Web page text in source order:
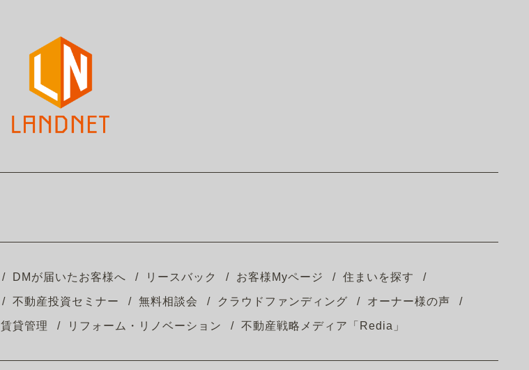
DMが届いたお客様へ リースバック お客様Myページ 住まいを探す
不動産投資セミナー 無料相談会 クラウドファンディング オーナー様の声
賃貸管理 リフォーム・リノベーション 不動産戦略メディア「Redia」